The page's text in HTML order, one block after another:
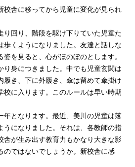
校舎に移ってから児童に変化が見られ
り回り、階段を駆け下りていた児童た
歩くようになりました。友達と話しな
を見ると、心がほのぼのとします。
り身につきました。中でも児童玄関は
履き、下に外履き、傘は留めて傘掛け
校に入ります。このルールは早い時期
年となります。最近、美川の児童は落
うになりました。それは、各教師の指
舎が生み出す教育力もかなり大きな影
のではないでしょうか。新校舎に感